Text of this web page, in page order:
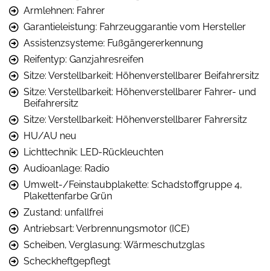
Armlehnen: Fahrer
Garantieleistung: Fahrzeuggarantie vom Hersteller
Assistenzsysteme: Fußgängererkennung
Reifentyp: Ganzjahresreifen
Sitze: Verstellbarkeit: Höhenverstellbarer Beifahrersitz
Sitze: Verstellbarkeit: Höhenverstellbarer Fahrer- und
Beifahrersitz
Sitze: Verstellbarkeit: Höhenverstellbarer Fahrersitz
HU/AU neu
Lichttechnik: LED-Rückleuchten
Audioanlage: Radio
Umwelt-/Feinstaubplakette: Schadstoffgruppe 4,
Plakettenfarbe Grün
Zustand: unfallfrei
Antriebsart: Verbrennungsmotor (ICE)
Scheiben, Verglasung: Wärmeschutzglas
Scheckheftgepflegt